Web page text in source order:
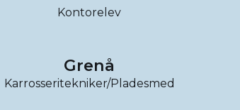
Kontorelev
Grenå
Karrosseritekniker/Pladesmed